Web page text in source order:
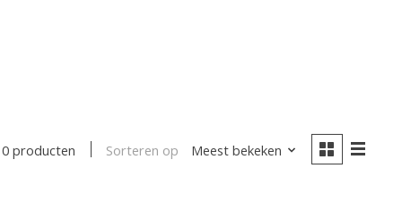
0 producten Sorteren op Meest bekeken